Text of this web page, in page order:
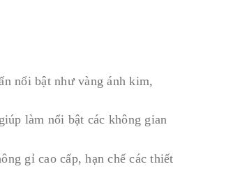
nổi bật như vàng ánh kim,
làm nổi bật các không gian
gỉ cao cấp, hạn chế các thiết